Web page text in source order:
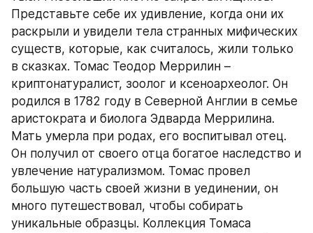
Представьте себе их удивление, когда они их
раскрыли и увидели тела странных мифических
существ, которые, как считалось, жили только
в сказках. Томас Теодор Меррилин –
криптонатуралист, зоолог и ксеноархеолог. Он
родился в 1782 году в Северной Англии в семье
аристократа и биолога Эдварда Меррилина.
Мать умерла при родах, его воспитывал отец.
Он получил от своего отца богатое наследство и
увлечение натурализмом. Томас провел
большую часть своей жизни в уединении, он
много путешествовал, чтобы собирать
уникальные образцы. Коллекция Томаса